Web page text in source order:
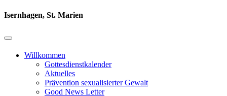
Isernhagen, St. Marien
Willkommen
Gottesdienstkalender
Aktuelles
Prävention sexualisierter Gewalt
Good News Letter